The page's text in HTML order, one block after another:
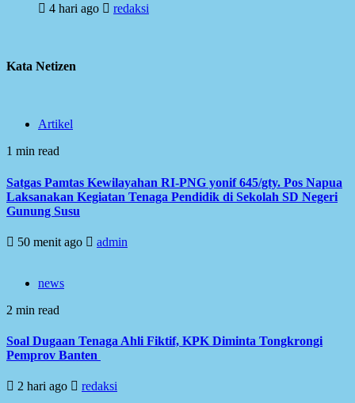
4 hari ago redaksi
Kata Netizen
Artikel
1 min read
Satgas Pamtas Kewilayahan RI-PNG yonif 645/gty. Pos Napua
Laksanakan Kegiatan Tenaga Pendidik di Sekolah SD Negeri
Gunung Susu
50 menit ago admin
news
2 min read
Soal Dugaan Tenaga Ahli Fiktif, KPK Diminta Tongkrongi
Pemprov Banten
2 hari ago redaksi